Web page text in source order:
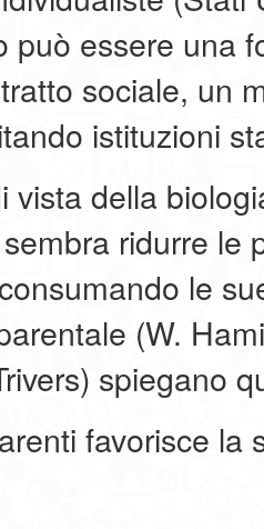
può essere una
sociale, un
istituzioni
vista della
ridurre le
le
(W.
spiegano
favorisce la